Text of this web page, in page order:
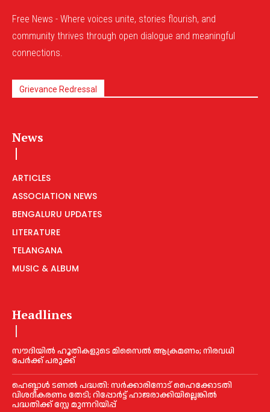
Free News - Where voices unite, stories flourish, and
community thrives through open dialogue and meaningful
connections.
Grievance Redressal
News
ARTICLES
ASSOCIATION NEWS
BENGALURU UPDATES
LITERATURE
TELANGANA
MUSIC & ALBUM
Headlines
സൗദിയിൽ ഹൂതികളുടെ മിസൈൽ ആക്രമണം; നിരവധി
പേർക്ക് പരുക്ക്
ഹെബ്ബാൾ ടണൽ പദ്ധതി: സർക്കാരിനോട് ഹൈക്കോടതി
വിശദീകരണം തേടി; റിപ്പോർട്ട് ഹാജരാക്കിയില്ലെങ്കിൽ
പദ്ധതിക്ക് സ്റ്റേ മുന്നറിയിപ്പ്